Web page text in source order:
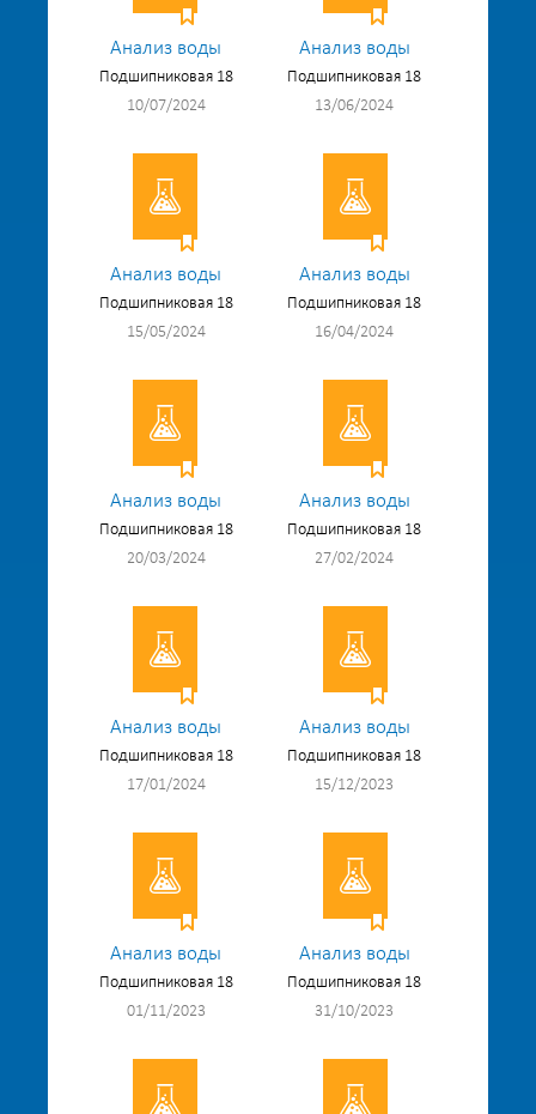
Анализ воды
Подшипниковая 18
10/07/2024
Анализ воды
Подшипниковая 18
13/06/2024
Анализ воды
Подшипниковая 18
15/05/2024
Анализ воды
Подшипниковая 18
16/04/2024
Анализ воды
Подшипниковая 18
20/03/2024
Анализ воды
Подшипниковая 18
27/02/2024
Анализ воды
Подшипниковая 18
17/01/2024
Анализ воды
Подшипниковая 18
15/12/2023
Анализ воды
Подшипниковая 18
01/11/2023
Анализ воды
Подшипниковая 18
31/10/2023